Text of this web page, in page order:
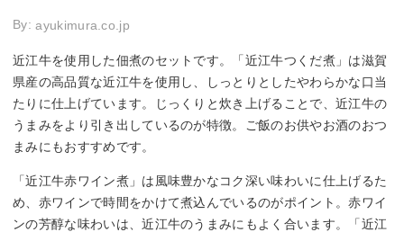
By:ayukimura.co.jp
近江牛を使用した佃煮のセットです。「近江牛つくだ煮」は滋賀
県産の高品質な近江牛を使用し、しっとりとしたやわらかな口当
たりに仕上げています。じっくりと炊き上げることで、近江牛の
うまみをより引き出しているのが特徴。ご飯のお供やお酒のおつ
まみにもおすすめです。
「近江牛赤ワイン煮」は風味豊かなコク深い味わいに仕上げるた
め、赤ワインで時間をかけて煮込んでいるのがポイント。赤ワイ
ンの芳醇な味わいは、近江牛のうまみにもよく合います。「近江